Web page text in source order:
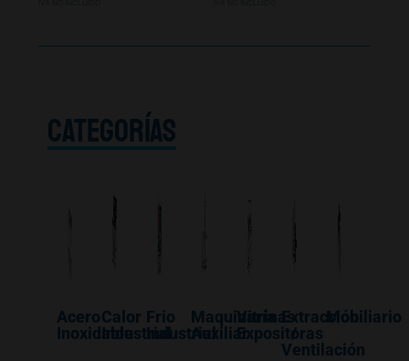
CATEGORÍAS
Acero
Inoxidable
Calor
Industrial
Frio
Industrial
Maquinaría
Auxiliar
Vitrinas
Expositoras
Extracción
/
Ventilación
Mobiliario